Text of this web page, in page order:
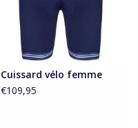
Cuissard vélo femme
€109,95